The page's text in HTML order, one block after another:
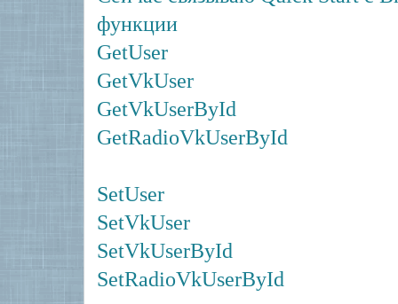
функции
GetUser
GetVkUser
GetVkUserById
GetRadioVkUserById
SetUser
SetVkUser
SetVkUserById
SetRadioVkUserById